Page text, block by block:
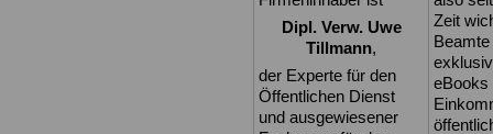
Dipl. Verw. Uwe
Tillmann,
der Experte für den
Öffentlichen Dienst
und ausgewiesener
Zeit
eBooks